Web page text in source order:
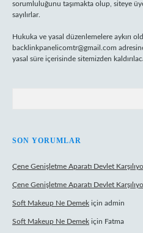
sorumluluğunu taşımakta olup, siteye
sayılırlar.
Hukuka ve yasal düzenlemelere aykırı
backlinkpanelicomtr@gmail.com
yasal süre içerisinde sitemizden
SON YORUMLAR
Çene Genişletme Aparatı Devlet
Çene Genişletme Aparatı Devlet
Soft Makeup Ne Demek için admin
Soft Makeup Ne Demek için Fatma